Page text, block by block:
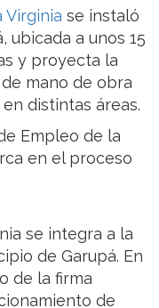
Virginia se instaló
ubicada a unos 15
y proyecta la
mano de obra
distintas áreas.
Empleo de la
en el proceso
se integra a la
de Garupá. En
de la firma
de